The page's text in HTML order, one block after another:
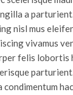
a
nisl mus
vivamus
felis lobortis
condimentum